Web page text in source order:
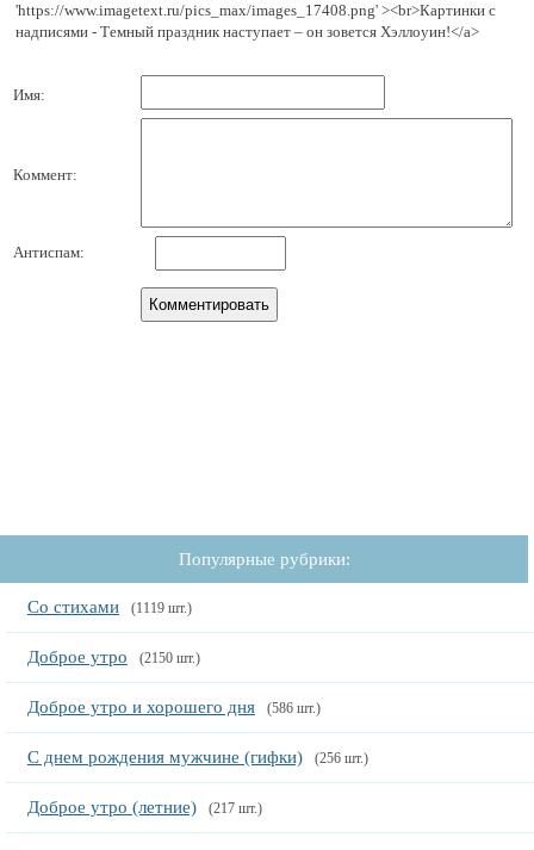
'https://www.imagetext.ru/pics_max/images_17408.png' ><br>Картинки с
надписями - Темный праздник наступает – он зовется Хэллоуин!</a>
Имя:
Коммент:
Антиспам:
Популярные рубрики:
Со стихами (1119 шт.)
Доброе утро (2150 шт.)
Доброе утро и хорошего дня (586 шт.)
С днем рождения мужчине (гифки) (256 шт.)
Доброе утро (летние) (217 шт.)